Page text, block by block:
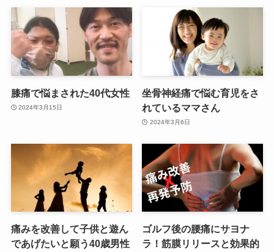
膝痛で悩まされた40代女性
2024年3月15日
坐骨神経痛で悩む育児をさ
れているママさん
2024年3月6日
痛みを改善して子供と遊ん
であげたいと願う40歳男性
ゴルフ後の腰痛にサヨナ
ラ！筋膜リリースと効果的